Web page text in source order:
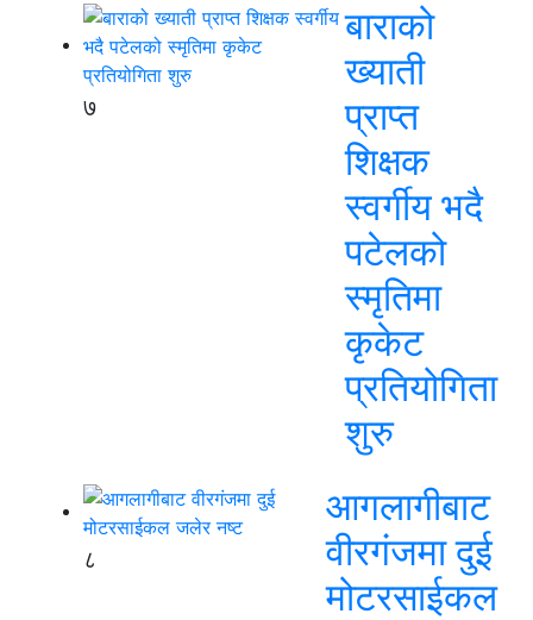
७
बाराको
ख्याती
प्राप्त
शिक्षक
स्वर्गीय भदै
पटेलको
स्मृतिमा
कृकेट
प्रतियोगिता
शुरु
८
आगलागीबाट
वीरगंजमा दुई
मोटरसाईकल